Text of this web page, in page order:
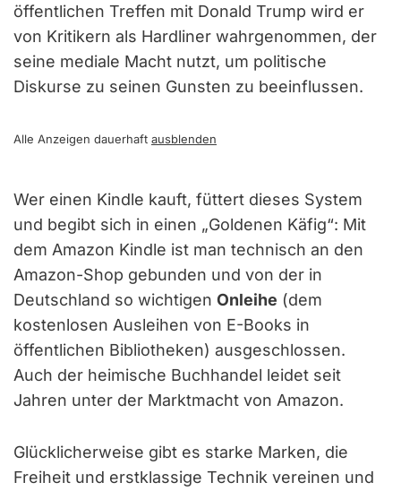
öffentlichen Treffen mit Donald Trump wird er
von Kritikern als Hardliner wahrgenommen, der
seine mediale Macht nutzt, um politische
Diskurse zu seinen Gunsten zu beeinflussen.
Alle Anzeigen dauerhaft ausblenden
Wer einen Kindle kauft, füttert dieses System
und begibt sich in einen „Goldenen Käfig“: Mit
dem Amazon Kindle ist man technisch an den
Amazon-Shop gebunden und von der in
Deutschland so wichtigen Onleihe (dem
kostenlosen Ausleihen von E-Books in
öffentlichen Bibliotheken) ausgeschlossen.
Auch der heimische Buchhandel leidet seit
Jahren unter der Marktmacht von Amazon.
Glücklicherweise gibt es starke Marken, die
Freiheit und erstklassige Technik vereinen und